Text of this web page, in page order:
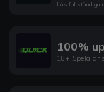
Läs fullständiga
100%
18+ Spela